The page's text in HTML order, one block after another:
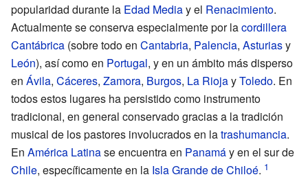
popularidad durante la Edad Mediay el Renacimiento.
Actualmente se conserva especialmente por lacordillera
Cantábrica (sobre todo en Cantabria, Palencia, Asturiasy
León), así como en Portugal, y en un ámbito más disperso
en Ávila, Cáceres, Zamora, Burgos, La RiojayToledo. En
todos estos lugares ha persistido como instrumento
tradicional, en general conservado gracias a la tradición
musical de los pastores involucrados en latrashumancia.
En América Latinase encuentra en Panamáy en el sur de
Chile, específicamente en la Isla Grande de Chiloé.